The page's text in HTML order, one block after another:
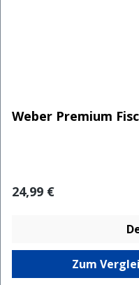
Weber Premium
Regulärer Preis:
24,99 €
Zum